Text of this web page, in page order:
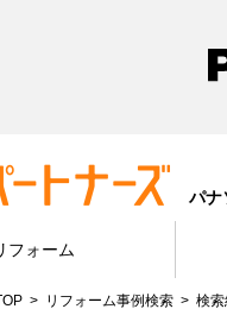
パナ
フォーム
リフォーム事例検索 検